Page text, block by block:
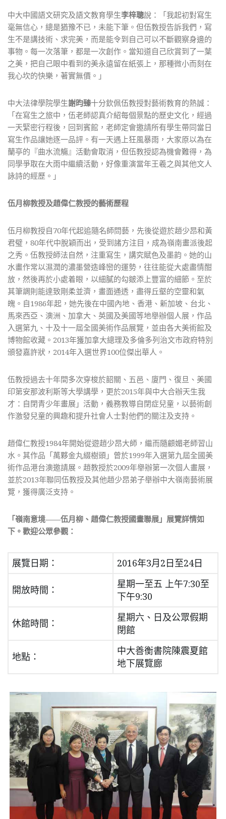
中大中國語文研究及語文教育學生李梓聰說：「我起初對寫生
毫無信心，總是猶豫不已，未能下筆。但伍教授告訴我們，寫
生不是講技術、求完美，而是能令到自己可以不斷觀察身邊的
事物。每一次落筆，都是一次創作。當知道自己欣賞到了一葉
之美，把自己眼中看到的美永遠留在紙張上，那種微小而刻在
我心坎的快樂，著實無價。」
中大法律學院學生謝昀臻十分欽佩伍教授對藝術教育的熱誠：
「在寫生之旅中，伍老師認真介紹每個景點的歷史文化，經過
一天緊密行程後，回到賓館，老師定會邀請所有學生帶同當日
寫生作品讓她逐一品評。有一天遇上狂風暴雨，大家原以為在
蘭亭的『曲水流觴』活動會取消，但伍教授認為機會難得，為
同學爭取在大雨中繼續活動，好像重演當年王羲之與其他文人
詠詩的經歷。」
伍月柳教授及趙偉仁教授的藝術歷程
伍月柳教授自70年代起追隨名師問藝，先後從遊於趙少昂和黃
君璧，80年代中脫穎而出，受到諸方注目，成為嶺南畫派後起
之秀。伍教授師法自然，注重寫生，講究賦色及墨韵。她的山
水畫作常以濕潤的濃墨營造峰巒的運勢，往往能從大處盡情酣
放，然後再於小處着眼，以細膩的勾皴添上豐富的細節。至於
其筆調則能達致剛柔並濟，畫面通透，盡得丘壑的空靈和氣
魄。自1986年起，她先後在中國內地、香港、新加坡、台北、
馬來西亞、澳洲、加拿大、英國及美國等地舉辦個人展，作品
入選第九、十及十一屆全國美術作品展覽，並由各大美術館及
博物館收藏。2013年獲加拿大總理及多倫多列治文市政府特別
頒發嘉許狀，2014年入選世界100位傑出華人。
伍教授過去十年間多次穿梭於韶關、五邑、廈門、復旦、美國
印第安那波利斯等大學講學，更於2015年與中大合辦天生我
才：自閉青少年畫展」活動，義務教導自閉症兒童，以藝術創
作激發兒童的興趣和提升社會人士對他們的關注及支持。
趙偉仁教授1984年開始從遊趙少昂大師，繼而隨顧媚老師習山
水。其作品「萬夥金丸綴樹頭」曾於1999年入選第九屆全國美
術作品港台澳邀請展。趙教授於2009年舉辦第一次個人畫展，
並於2013年聯同伍教授及其他趙少昂弟子舉辦中大嶺南藝術展
覽，獲得廣泛支持。
「嶺南意境——伍月柳、趙偉仁教授國畫聯展」 展覽詳情如
下。歡迎公眾參觀：
展覽日期： 2016年3月2日至24日
開放時間：
星期一至五 上午7:30至
下午9:30
休館時間：
星期六、日及公眾假期
閉館
地點：
中大善衡書院陳震夏館
地下展覽廊